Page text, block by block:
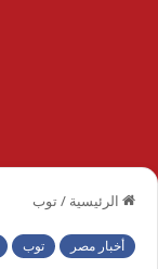
الرئيسية /توب
أخبار مصر توب